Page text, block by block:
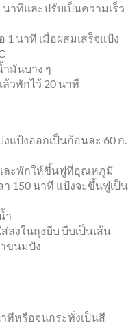
นาทีและปรับเป็นความเร็ว
นาที เมื่อผสมเสร็จแป้ง
มันบาง ๆ
วพักไว้ 20 นาที
แป้งออกเป็นก้อนละ 60 ก.
ละพักให้ขึ้นฟูที่อุณหภูมิ
า 150 นาที แป้งจะขึ้นฟูเป็น
ำ
ลงในถุงบีบ บีบเป็นเส้น
ขนมปัง
าทีหรือจนกระทั่งเป็นสี